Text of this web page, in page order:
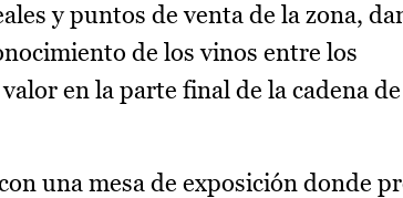
y puntos de venta de la zona,
de los vinos entre los
en la parte final de la cadena
una mesa de exposición donde